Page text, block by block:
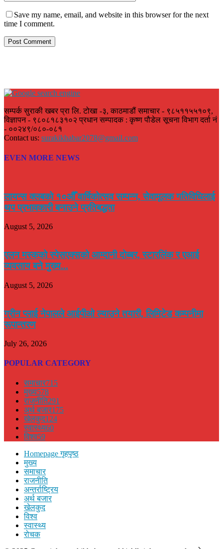
Save my name, email, and website in this browser for the next
time I comment.
सम्पर्क सुराकी खबर प्रा लि. टोखा -३, काठमाडौं समाचार - ९८५११५५१०९,
विज्ञापन - ९८०८१८३१०२ प्रधान सम्पादक : कृष्ण पौडेल सूचना विभाग दर्ता नं
- ००२४९/०८०-०८१
Contact us: surakikhabar2078@gmail.com
EVEN MORE NEWS
लायन्स क्लबको १०औँ वार्षिकोत्सव सम्पन्न, सेवामूलक गतिविधिलाई
थप प्रभावकारी बनाउने प्रतिबद्धता
August 5, 2026
एलन मस्कको स्पेसएक्सको आम्दानी दोब्बर, स्टारलिंक र एआई
व्यवसाय बने मुख्य...
August 5, 2026
ग्रीन प्लाई नेपालले आईपीओ ल्याउने तयारी, लिमिटेड कम्पनीमा
रूपान्तरण
July 26, 2026
POPULAR CATEGORY
समाचार715
मुख्य578
राजनीति291
अर्थ बजार175
खेलकुद124
स्वास्थ्य60
विश्व59
Homepage गृहपृष्ठ
मुख्य
समाचार
राजनीति
अन्तर्राष्ट्रिय
अर्थ बजार
खेलकुद
विश्व
स्वास्थ्य
रोचक